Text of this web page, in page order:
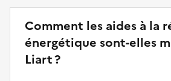
Comment les aides à la
énergétique sont-elles
Liart ?